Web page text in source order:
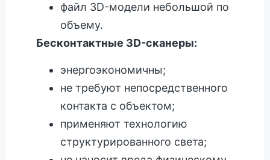
файл 3D-модели небольшой по
объему.
Бесконтактные 3D-сканеры:
энергоэкономичны;
не требуют непосредственного
контакта с объектом;
применяют технологию
структурированного света;